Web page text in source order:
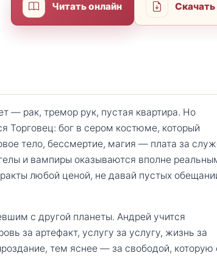
Читать онлайн Скачать
— рак, тремор рук, пустая квартира. Но
Торговец: бог в сером костюме, который
тело, бессмертие, магия — плата за
и вампиры оказываются вполне
любой ценой, не давай пустых
с другой планеты. Андрей учится
за артефакт, услугу за услугу, жизнь за
тем яснее — за свободой, которую